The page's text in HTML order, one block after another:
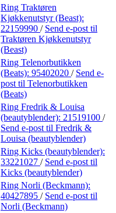
Ring Traktøren
Kjøkkenutstyr (Beast):
22159990 / Send e-post til
Traktøren Kjøkkenutstyr
(Beast)
Ring Telenorbutikken
(Beats): 95402020 / Send e-
post til Telenorbutikken
(Beats)
Ring Fredrik & Louisa
(beautyblender): 21519100 /
Send e-post til Fredrik &
Louisa (beautyblender)
Ring Kicks (beautyblender):
33221027 / Send e-post til
Kicks (beautyblender)
Ring Norli (Beckmann):
40427895 / Send e-post til
Norli (Beckmann)